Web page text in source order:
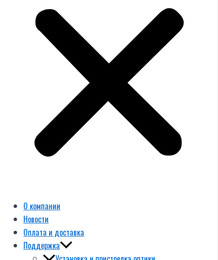
О компании
Новости
Оплата и доставка
Поддержка